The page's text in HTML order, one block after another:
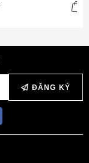
ĐĂNG KÝ